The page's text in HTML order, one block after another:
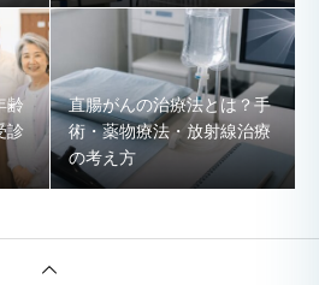
齢
診
直腸がんの治療法とは？手
術・薬物療法・放射線治療
の考え方